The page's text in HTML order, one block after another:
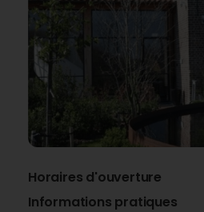
Horaires d'ouverture
Informations pratiques